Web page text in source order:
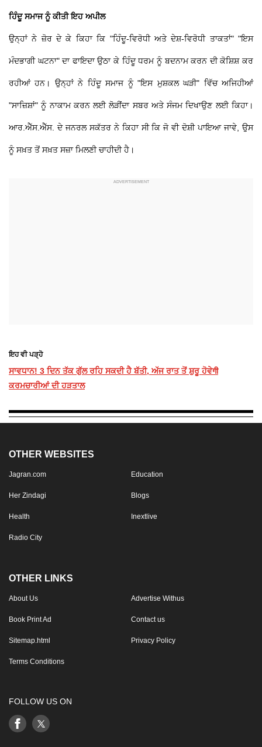
ਹਿੰਦੂ ਸਮਾਜ ਨੂੰ ਕੀਤੀ ਇਹ ਅਪੀਲ
ਉਨ੍ਹਾਂ ਨੇ ਜ਼ੋਰ ਦੇ ਕੇ ਕਿਹਾ ਕਿ "ਹਿੰਦੂ-ਵਿਰੋਧੀ ਅਤੇ ਦੇਸ਼-ਵਿਰੋਧੀ ਤਾਕਤਾਂ" "ਇਸ
ਮੰਦਭਾਗੀ ਘਟਨਾ" ਦਾ ਫਾਇਦਾ ਉਠਾ ਕੇ ਹਿੰਦੂ ਧਰਮ ਨੂੰ ਬਦਨਾਮ ਕਰਨ ਦੀ ਕੋਸ਼ਿਸ਼ ਕਰ
ਰਹੀਆਂ ਹਨ। ਉਨ੍ਹਾਂ ਨੇ ਹਿੰਦੂ ਸਮਾਜ ਨੂੰ "ਇਸ ਮੁਸ਼ਕਲ ਘੜੀ" ਵਿੱਚ ਅਜਿਹੀਆਂ
"ਸਾਜ਼ਿਸ਼ਾਂ" ਨੂੰ ਨਾਕਾਮ ਕਰਨ ਲਈ ਲੋੜੀਂਦਾ ਸਬਰ ਅਤੇ ਸੰਜਮ ਦਿਖਾਉਣ ਲਈ ਕਿਹਾ।
ਆਰ.ਐੱਸ.ਐੱਸ. ਦੇ ਜਨਰਲ ਸਕੱਤਰ ਨੇ ਕਿਹਾ ਸੀ ਕਿ ਜੋ ਵੀ ਦੋਸ਼ੀ ਪਾਇਆ ਜਾਵੇ, ਉਸ
ਨੂੰ ਸਖ਼ਤ ਤੋਂ ਸਖ਼ਤ ਸਜ਼ਾ ਮਿਲਣੀ ਚਾਹੀਦੀ ਹੈ।
ਇਹ ਵੀ ਪੜ੍ਹੋ
ਸਾਵਧਾਨ! 3 ਦਿਨ ਤੱਕ ਗੁੱਲ ਰਹਿ ਸਕਦੀ ਹੈ ਬੱਤੀ, ਅੱਜ ਰਾਤ ਤੋਂ ਸ਼ੁਰੂ ਹੋਵੇगी
ਕਰਮਚਾਰੀਆਂ ਦੀ ਹੜਤਾਲ
OTHER WEBSITES
Jagran.com Education
Her Zindagi Blogs
Health Inextlive
Radio City
OTHER LINKS
About Us Advertise Withus
Book Print Ad Contact us
Sitemap.html Privacy Policy
Terms Conditions
FOLLOW US ON